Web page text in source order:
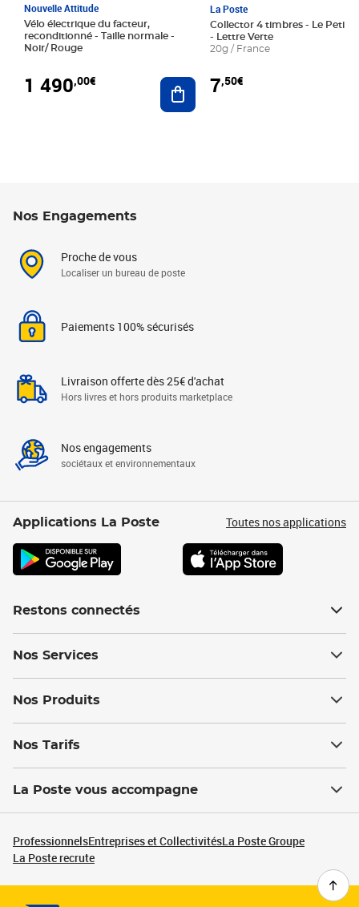
Nouvelle Attitude
Vélo électrique du facteur,
reconditionné - Taille normale -
Noir/ Rouge
1 490,00€ Ajouter au panier
La Poste
Collector 4 timbres - Le Petit
- Lettre Verte
20g / France
7,50€
Nos Engagements
Proche de vous
Localiser un bureau de poste
Paiements 100% sécurisés
Livraison offerte dès 25€ d'achat
Hors livres et hors produits marketplace
Nos engagements
sociétaux et environnementaux
Applications La Poste Toutes nos applications
Restons connectés
Nos Services
Nos Produits
Nos Tarifs
La Poste vous accompagne
ProfessionnelsEntreprises et CollectivitésLa Poste Groupe
La Poste recrute